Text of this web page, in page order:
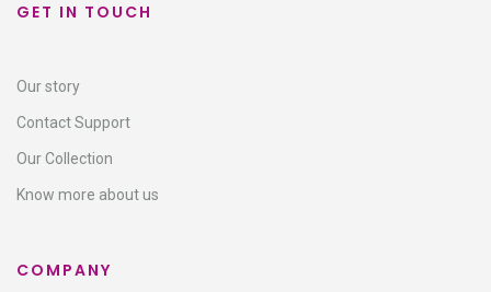
GET IN TOUCH
Our story
Contact Support​
Our Collection
Know more about us
COMPANY